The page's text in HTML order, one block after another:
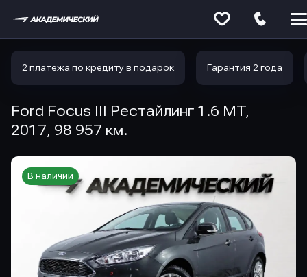
2 платежа по кредиту в подарок Гарантия 2 года
Ford Focus III Рестайлинг 1.6 MT,
2017, 98 957 км.
В наличии